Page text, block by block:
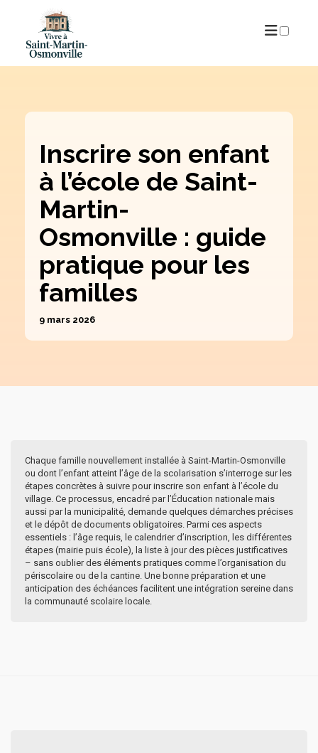
Inscrire son enfant
à l’école de Saint-
Martin-
Osmonville : guide
pratique pour les
familles
9 mars 2026
Chaque famille nouvellement installée à Saint-Martin-Osmonville
ou dont l’enfant atteint l’âge de la scolarisation s’interroge sur les
étapes concrètes à suivre pour inscrire son enfant à l’école du
village. Ce processus, encadré par l’Éducation nationale mais
aussi par la municipalité, demande quelques démarches précises
et le dépôt de documents obligatoires. Parmi ces aspects
essentiels : l’âge requis, le calendrier d’inscription, les différentes
étapes (mairie puis école), la liste à jour des pièces justificatives
– sans oublier des éléments pratiques comme l’organisation du
périscolaire ou de la cantine. Une bonne préparation et une
anticipation des échéances facilitent une intégration sereine dans
la communauté scolaire locale.